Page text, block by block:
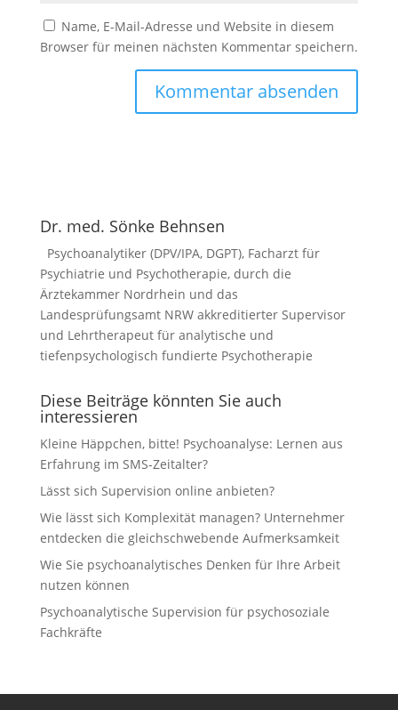
Name, E-Mail-Adresse und Website in diesem
Browser für meinen nächsten Kommentar speichern.
Dr. med. Sönke Behnsen
Psychoanalytiker (DPV/IPA, DGPT), Facharzt für
Psychiatrie und Psychotherapie, durch die
Ärztekammer Nordrhein und das
Landesprüfungsamt NRW akkreditierter Supervisor
und Lehrtherapeut für analytische und
tiefenpsychologisch fundierte Psychotherapie
Diese Beiträge könnten Sie auch
interessieren
Kleine Häppchen, bitte! Psychoanalyse: Lernen aus
Erfahrung im SMS-Zeitalter?
Lässt sich Supervision online anbieten?
Wie lässt sich Komplexität managen? Unternehmer
entdecken die gleichschwebende Aufmerksamkeit
Wie Sie psychoanalytisches Denken für Ihre Arbeit
nutzen können
Psychoanalytische Supervision für psychosoziale
Fachkräfte